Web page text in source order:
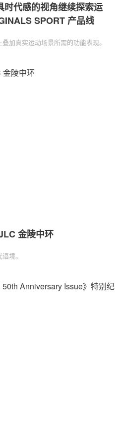
代感的视角继续探索运
SPORT 产品线
加真实运动场景所需的功能表现。
金陵中环
境。